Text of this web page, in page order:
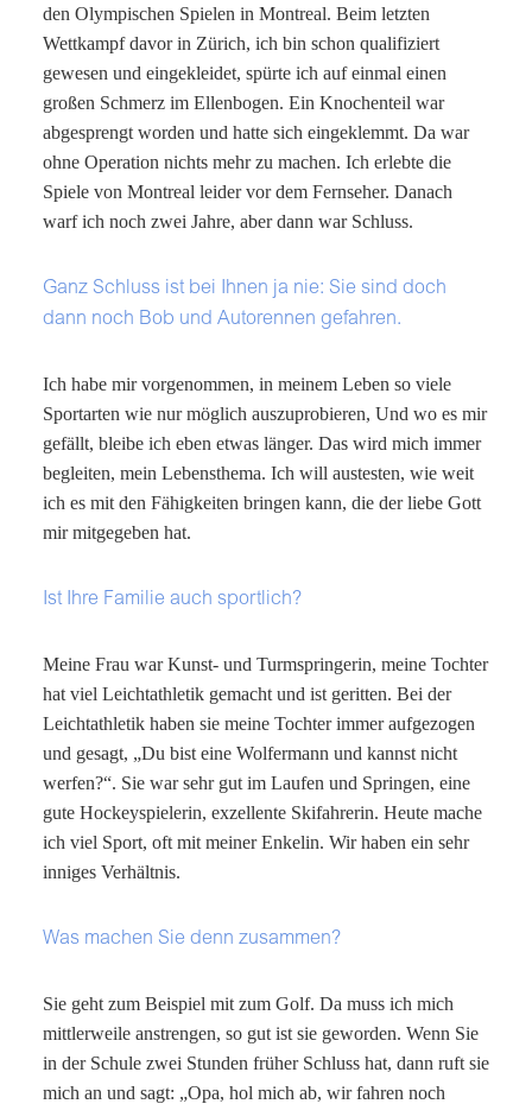
den Olympischen Spielen in Montreal. Beim letzten
Wettkampf davor in Zürich, ich bin schon qualifiziert
gewesen und eingekleidet, spürte ich auf einmal einen
großen Schmerz im Ellenbogen. Ein Knochenteil war
abgesprengt worden und hatte sich eingeklemmt. Da war
ohne Operation nichts mehr zu machen. Ich erlebte die
Spiele von Montreal leider vor dem Fernseher. Danach
warf ich noch zwei Jahre, aber dann war Schluss.
Ganz Schluss ist bei Ihnen ja nie: Sie sind doch
dann noch Bob und Autorennen gefahren.
Ich habe mir vorgenommen, in meinem Leben so viele
Sportarten wie nur möglich auszuprobieren, Und wo es mir
gefällt, bleibe ich eben etwas länger. Das wird mich immer
begleiten, mein Lebensthema. Ich will austesten, wie weit
ich es mit den Fähigkeiten bringen kann, die der liebe Gott
mir mitgegeben hat.
Ist Ihre Familie auch sportlich?
Meine Frau war Kunst- und Turmspringerin, meine Tochter
hat viel Leichtathletik gemacht und ist geritten. Bei der
Leichtathletik haben sie meine Tochter immer aufgezogen
und gesagt, „Du bist eine Wolfermann und kannst nicht
werfen?“. Sie war sehr gut im Laufen und Springen, eine
gute Hockeyspielerin, exzellente Skifahrerin. Heute mache
ich viel Sport, oft mit meiner Enkelin. Wir haben ein sehr
inniges Verhältnis.
Was machen Sie denn zusammen?
Sie geht zum Beispiel mit zum Golf. Da muss ich mich
mittlerweile anstrengen, so gut ist sie geworden. Wenn Sie
in der Schule zwei Stunden früher Schluss hat, dann ruft sie
mich an und sagt: „Opa, hol mich ab, wir fahren noch